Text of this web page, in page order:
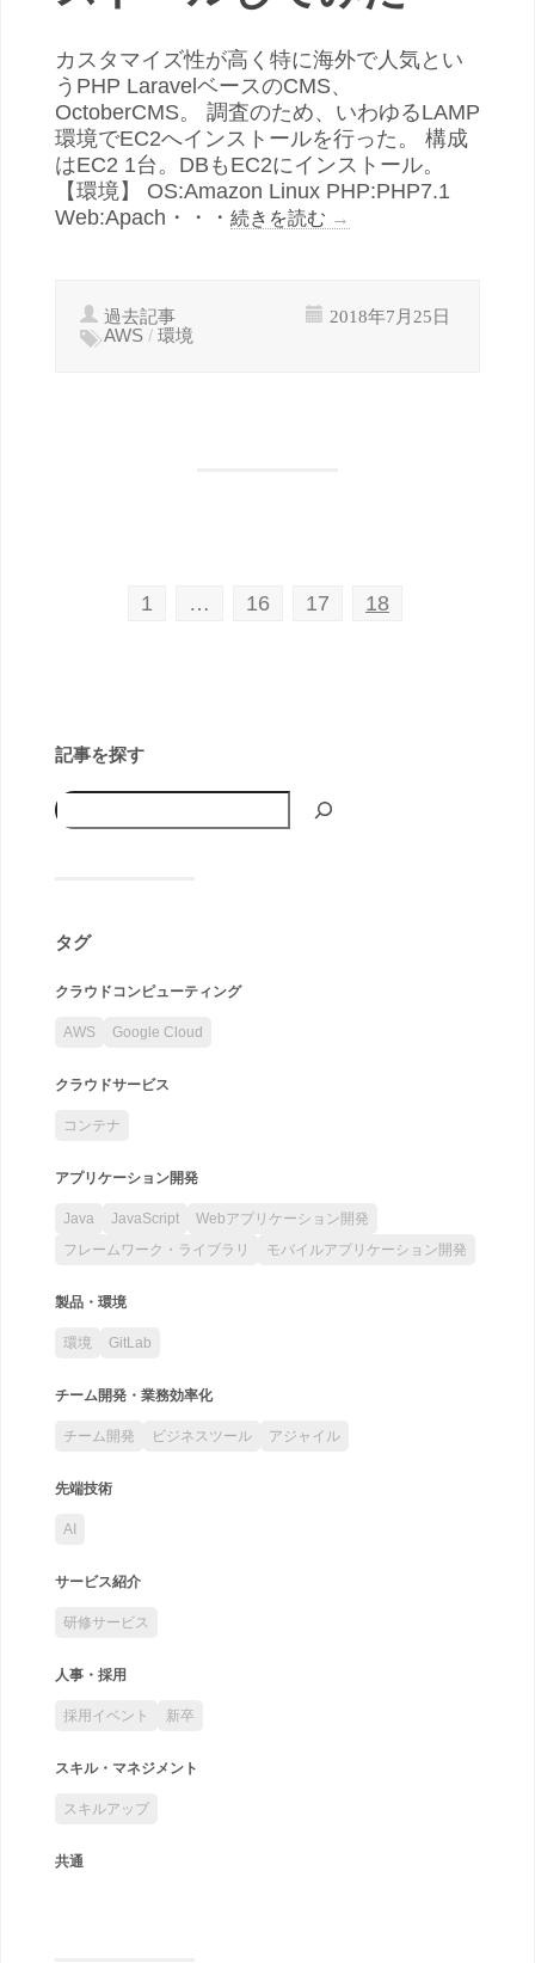
カスタマイズ性が高く特に海外で人気とい
うPHP LaravelベースのCMS、
OctoberCMS。 調査のため、いわゆるLAMP
環境でEC2へインストールを行った。 構成
はEC2 1台。DBもEC2にインストール。
【環境】 OS:Amazon Linux PHP:PHP7.1
Web:Apach・・・ 続きを読む →
過去記事 2018年7月25日
AWS / 環境
1 … 16 17 18
記事を探す
タグ
クラウドコンピューティング
AWS Google Cloud
クラウドサービス
コンテナ
アプリケーション開発
Java JavaScript
Webアプリケーション開発
フレームワーク・ライブラリ
モバイルアプリケーション開発
製品・環境
環境 GitLab
チーム開発・業務効率化
チーム開発 ビジネスツール アジャイル
先端技術
AI
サービス紹介
研修サービス
人事・採用
採用イベント 新卒
スキル・マネジメント
スキルアップ
共通